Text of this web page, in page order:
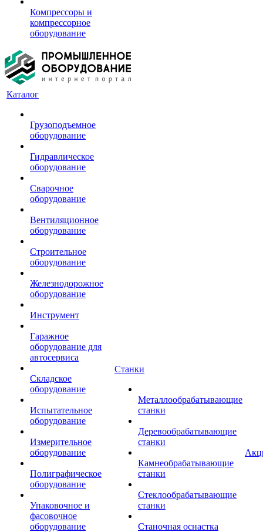
Компрессоры и
компрессорное
оборудование
Каталог
Грузоподъемное
оборудование
Гидравлическое
оборудование
Сварочное
оборудование
Вентиляционное
оборудование
Строительное
оборудование
Железнодорожное
оборудование
Инструмент
Гаражное
оборудование для
автосервиса
Складское
оборудование
Испытательное
оборудование
Измерительное
оборудование
Полиграфическое
оборудование
Упаковочное и
фасовочное
оборудование
Станки
Металлообрабатывающие
станки
Деревообрабатывающие
станки
Камнеобрабатывающие
станки
Стеклообрабатывающие
станки
Станочная оснастка